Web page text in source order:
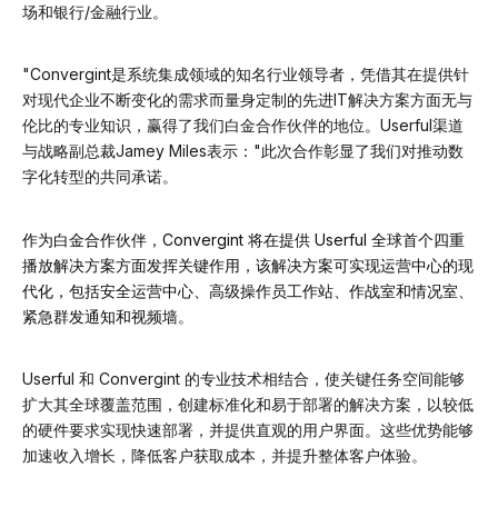
场和银行/金融行业。
"Convergint是系统集成领域的知名行业领导者，凭借其在提供针
对现代企业不断变化的需求而量身定制的先进IT解决方案方面无与
伦比的专业知识，赢得了我们白金合作伙伴的地位。Userful渠道
与战略副总裁Jamey Miles表示："此次合作彰显了我们对推动数
字化转型的共同承诺。
作为白金合作伙伴，Convergint 将在提供 Userful 全球首个四重
播放解决方案方面发挥关键作用，该解决方案可实现运营中心的现
代化，包括安全运营中心、高级操作员工作站、作战室和情况室、
紧急群发通知和视频墙。
Userful 和 Convergint 的专业技术相结合，使关键任务空间能够
扩大其全球覆盖范围，创建标准化和易于部署的解决方案，以较低
的硬件要求实现快速部署，并提供直观的用户界面。这些优势能够
加速收入增长，降低客户获取成本，并提升整体客户体验。